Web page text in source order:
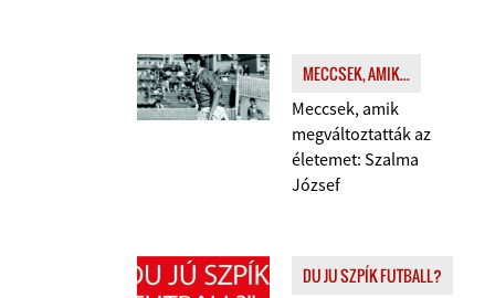
MECCSEK, AMIK...
Meccsek, amik
megváltoztatták az
életemet: Szalma
József
DU JU SZPÍK FUTBALL?